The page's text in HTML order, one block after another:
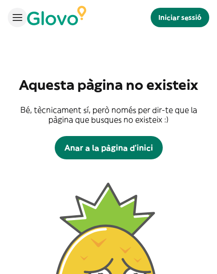
Iniciar sessió
Aquesta pàgina no existeix
Bé, tècnicament sí, però només per dir-te que la
pàgina que busques no existeix :)
Anar a la pàgina d'inici